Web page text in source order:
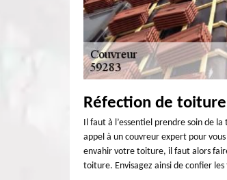
Réfection de toiture
Il faut à l’essentiel prendre soin de
appel à un couvreur expert pour
envahir votre toiture, il faut alors
toiture. Envisagez ainsi de confier